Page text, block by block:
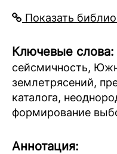
Показать
Ключевые слова:
сейсмичность,
землетрясений,
каталога,
формирование
Аннотация: